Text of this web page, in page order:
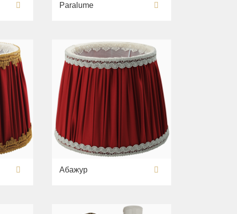
Paralume
Абажур